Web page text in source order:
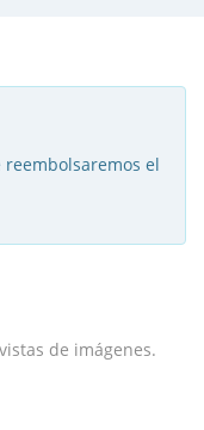
el
de imágenes.